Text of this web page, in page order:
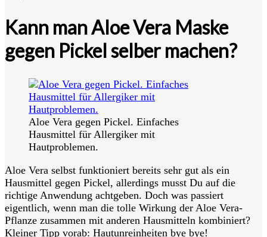
Kann man Aloe Vera Maske
gegen Pickel selber machen?
Aloe Vera gegen Pickel. Einfaches
Hausmittel für Allergiker mit
Hautproblemen.
Aloe Vera selbst funktioniert bereits sehr gut als ein
Hausmittel gegen Pickel, allerdings musst Du auf die
richtige Anwendung achtgeben. Doch was passiert
eigentlich, wenn man die tolle Wirkung der Aloe Vera-
Pflanze zusammen mit anderen Hausmitteln kombiniert?
Kleiner Tipp vorab: Hautunreinheiten bye bye!